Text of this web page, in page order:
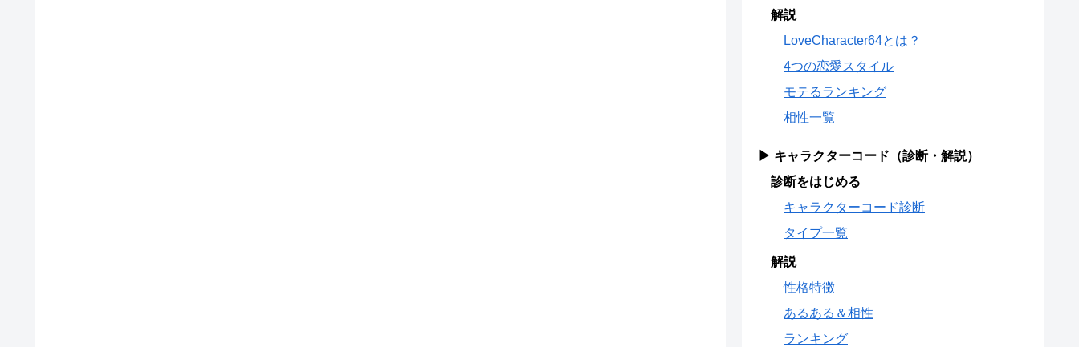
解説
LoveCharacter64とは？
4つの恋愛スタイル
モテるランキング
相性一覧
▶ キャラクターコード（診断・解説）
診断をはじめる
キャラクターコード診断
タイプ一覧
解説
性格特徴
あるある＆相性
ランキング